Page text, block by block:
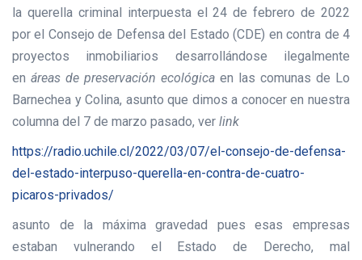
la querella criminal interpuesta el 24 de febrero de 2022
por el Consejo de Defensa del Estado (CDE) en contra de 4
proyectos inmobiliarios desarrollándose ilegalmente
en áreas de preservación ecológica en las comunas de Lo
Barnechea y Colina, asunto que dimos a conocer en nuestra
columna del 7 de marzo pasado, ver link
https://radio.uchile.cl/2022/03/07/el-consejo-de-defensa-
del-estado-interpuso-querella-en-contra-de-cuatro-
picaros-privados/
asunto de la máxima gravedad pues esas empresas
estaban vulnerando el Estado de Derecho, mal